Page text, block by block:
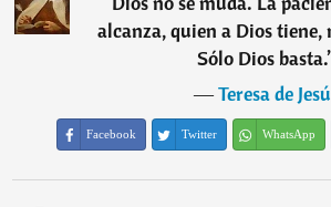
alcanza, quien a Dios tiene,
Sólo Dios basta.
―Teresa de
Facebook Twitter WhatsApp